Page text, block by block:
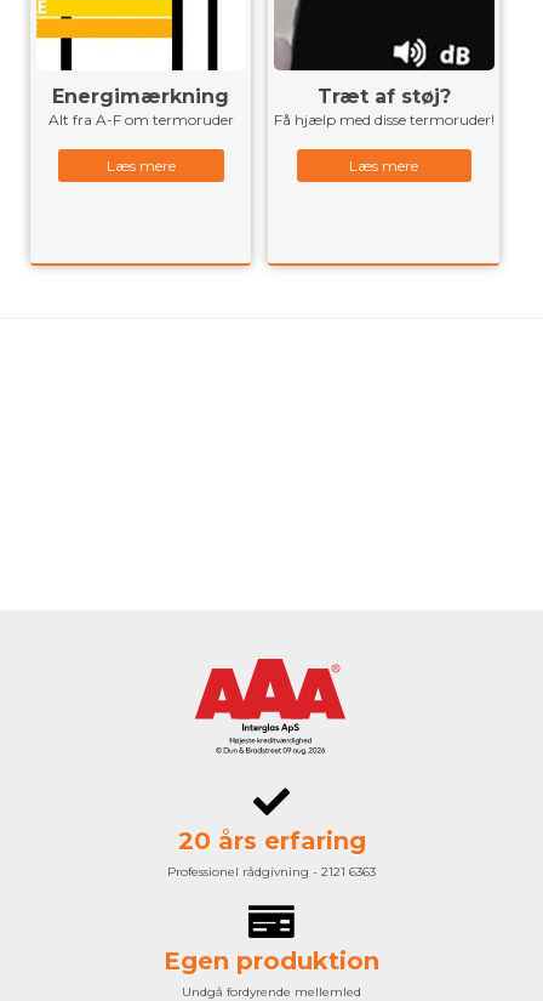
Energimærkning
Alt fra A-F om termoruder
Læs mere
Træt af støj?
Få hjælp med disse termoruder!
Læs mere
20 års erfaring
Professionel rådgivning - 2121 6363
Egen produktion
Undgå fordyrende mellemled